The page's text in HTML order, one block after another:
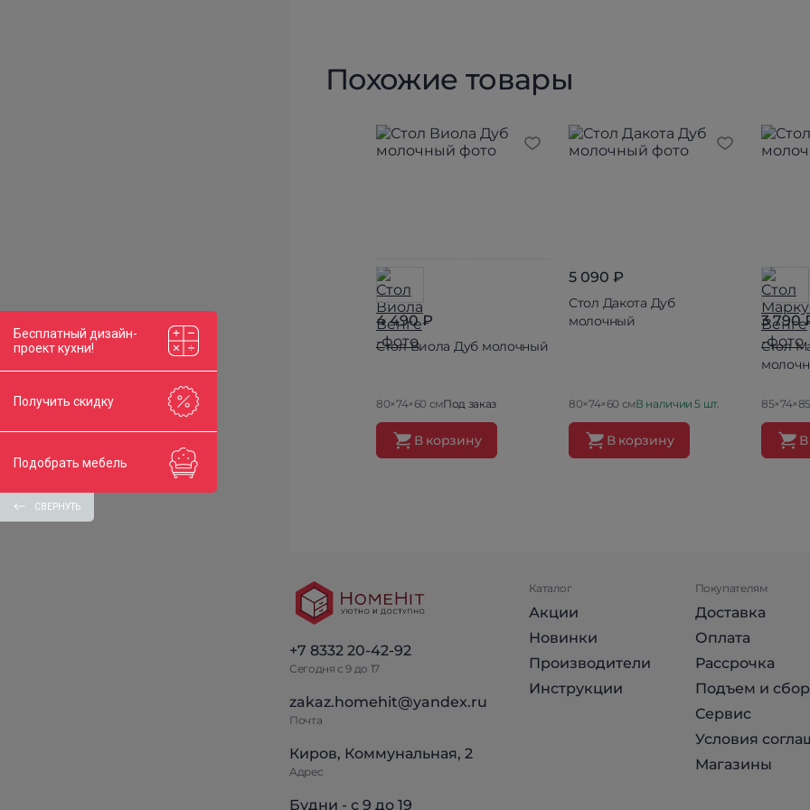
Похожие товары
4 490 ₽
Стол Виола Дуб молочный
80×74×60 смПод заказ
В корзину
5 090 ₽
Стол Дакота Дуб
молочный
80×74×60 смВ наличии 5 шт.
В корзину
3 790
Стол
+7 8332 20-42-92
Сегодня с 9 до 17
zakaz.homehit@yandex.ru
Почта
Киров, Коммунальная, 2
Адрес
Будни - с 9 до 19
Каталог
Акции
Новинки
Производители
Инструкции
Покупателям
Доставка
Оплата
Рассрочка
Подъем и
Сервис
Условия
Магазины
Бесплатный дизайн-
проект кухни!
Получить скидку
Подобрать мебель
СВЕРНУТЬ